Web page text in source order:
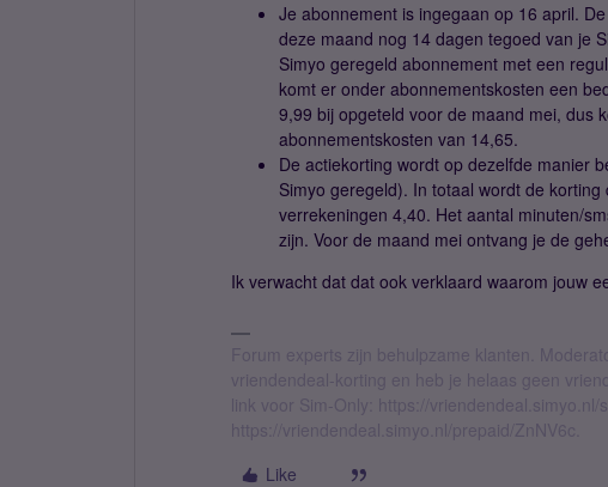
Je abonnement is ingegaan op 16 april.
deze maand nog 14 dagen tegoed van je
Simyo geregeld abonnement met een
komt er onder abonnementskosten een
9,99 bij opgeteld voor de maand mei, dus
abonnementskosten van 14,65.
De actiekorting wordt op dezelfde manier
Simyo geregeld). In totaal wordt de
verrekeningen 4,40. Het aantal minuten/
zijn. Voor de maand mei ontvang je de
Ik verwacht dat dat ook verklaard waarom jouw
Forum experts zijn behulpzame klanten.
vriendendeal-korting en heb je helaas geen
link voor Sim-Only: https://vriendendeal.simyo.nl/
https://vriendendeal.simyo.nl/prepaid/ZnNV6c.
Like